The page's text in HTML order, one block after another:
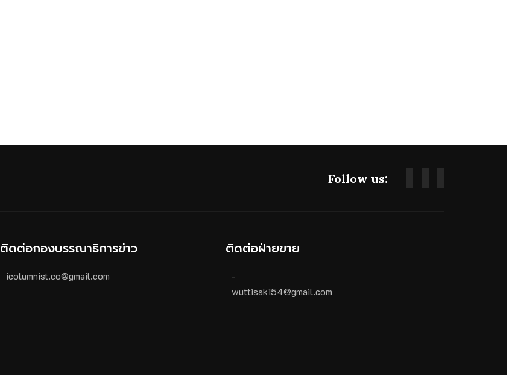
Follow us:
ติดต่อกองบรรณาธิการข่าว
icolumnist.co@gmail.com
ติดต่อฝ่ายขาย
-
wuttisak154@gmail.com